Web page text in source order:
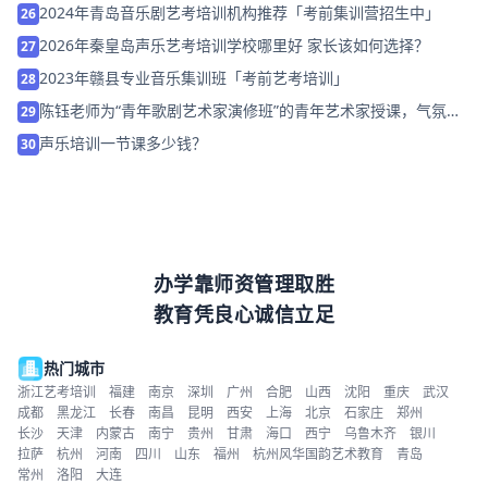
26 2024年青岛音乐剧艺考培训机构推荐「考前集训营招生中」
27 2026年秦皇岛声乐艺考培训学校哪里好 家长该如何选择？
28 2023年赣县专业音乐集训班「考前艺考培训」
29 陈钰老师为“青年歌剧艺术家演修班”的青年艺术家授课，气氛热
烈
30 声乐培训一节课多少钱？
办学靠师资管理取胜
教育凭良心诚信立足
热门城市
浙江艺考培训 福建 南京 深圳 广州 合肥 山西 沈阳 重庆
武汉
成都
黑龙江 长春 南昌 昆明 西安 上海 北京 石家庄
郑州
长沙
天津 内蒙古 南宁 贵州 甘肃 海口 西宁 乌鲁木齐
银川
拉萨
杭州 河南 四川 山东 福州 杭州风华国韵艺术教育
青岛
常州
洛阳 大连